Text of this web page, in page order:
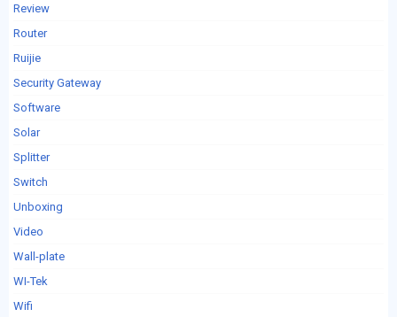
Review
Router
Ruijie
Security Gateway
Software
Solar
Splitter
Switch
Unboxing
Video
Wall-plate
WI-Tek
Wifi